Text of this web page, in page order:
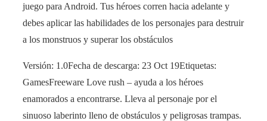
juego para Android. Tus héroes corren hacia adelante y
debes aplicar las habilidades de los personajes para destruir
a los monstruos y superar los obstáculos
Versión: 1.0Fecha de descarga: 23 Oct 19Etiquetas:
GamesFreeware Love rush – ayuda a los héroes
enamorados a encontrarse. Lleva al personaje por el
sinuoso laberinto lleno de obstáculos y peligrosas trampas.